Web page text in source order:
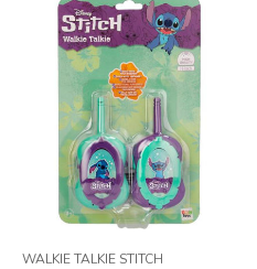
WALKIE TALKIE STITCH